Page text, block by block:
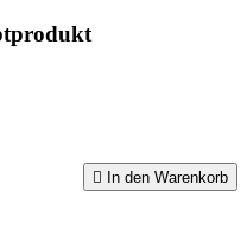
 In den Warenkorb